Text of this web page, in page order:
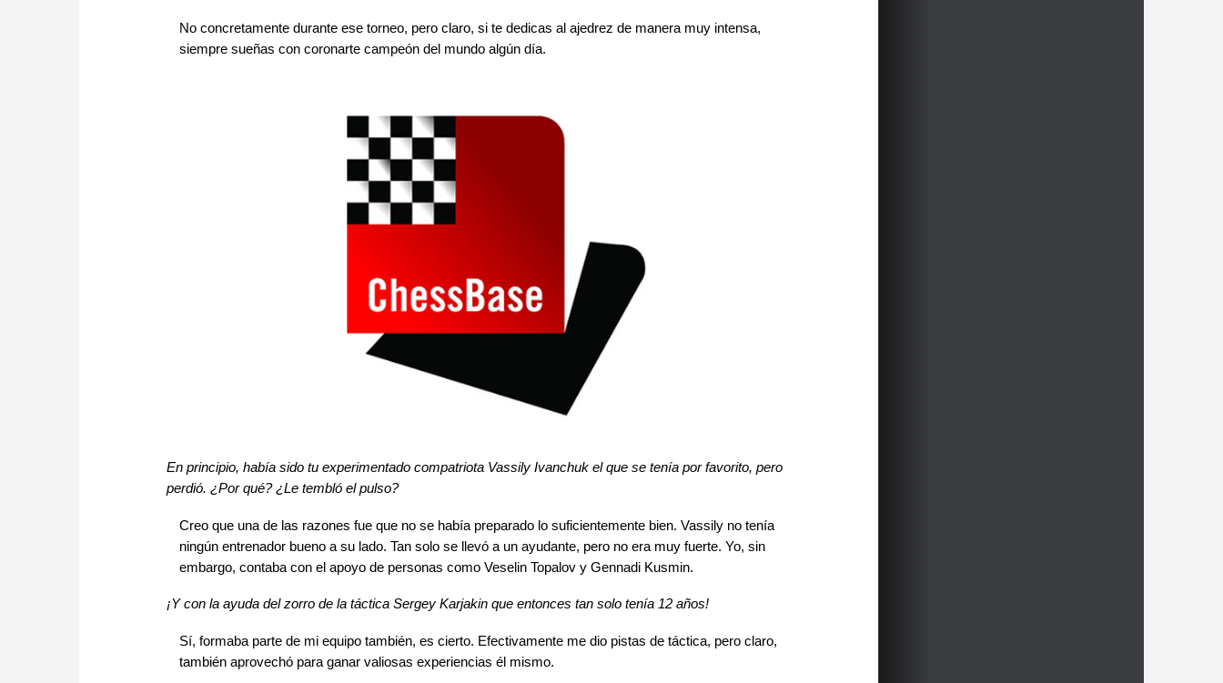
No concretamente durante ese torneo, pero claro, si te dedicas al ajedrez de manera muy intensa,
siempre sueñas con coronarte campeón del mundo algún día.
En principio, había sido tu experimentado compatriota Vassily Ivanchuk el que se tenía por favorito, pero
perdió. ¿Por qué? ¿Le tembló el pulso?
Creo que una de las razones fue que no se había preparado lo suficientemente bien. Vassily no tenía
ningún entrenador bueno a su lado. Tan solo se llevó a un ayudante, pero no era muy fuerte. Yo, sin
embargo, contaba con el apoyo de personas como Veselin Topalov y Gennadi Kusmin.
¡Y con la ayuda del zorro de la táctica Sergey Karjakin que entonces tan solo tenía 12 años!
Sí, formaba parte de mi equipo también, es cierto. Efectivamente me dio pistas de táctica, pero claro,
también aprovechó para ganar valiosas experiencias él mismo.